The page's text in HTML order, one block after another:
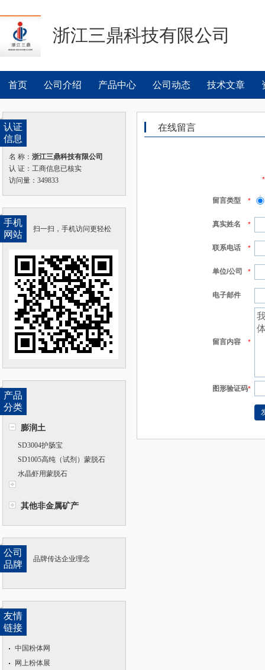
浙江三鼎科技有限公司
首页 公司介绍 产品中心 公司动态 技术文章
认证
信息
名 称： 浙江三鼎科技有限公司
认 证：工商信息已核实
访问量：349833
手机
网站
扫一扫，手机访问更轻松
产品
分类
膨润土
SD3004护肠宝
SD1005高纯（试剂）蒙脱石
水晶虾用蒙脱石
其他非金属矿产
公司
品牌
品牌传达企业理念
友情
链接
中国粉体网
网上粉体展
在线留言
*
留言类型 *
真实姓名 *
联系电话 *
单位/公司 *
电子邮件
留言内容 *
图形验证码*